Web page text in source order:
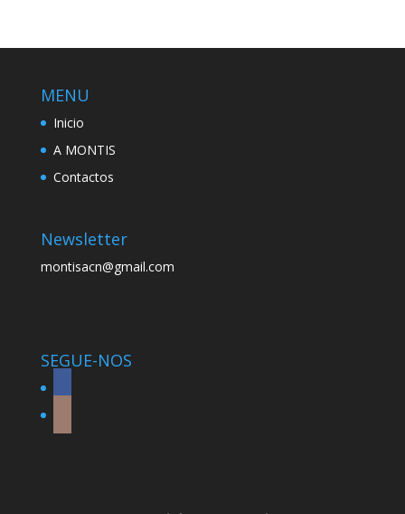
MENU
Inicio
A MONTIS
Contactos
Newsletter
montisacn@gmail.com
SEGUE-NOS